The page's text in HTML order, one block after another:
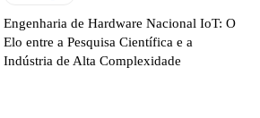
Engenharia de Hardware Nacional IoT: O
Elo entre a Pesquisa Científica e a
Indústria de Alta Complexidade